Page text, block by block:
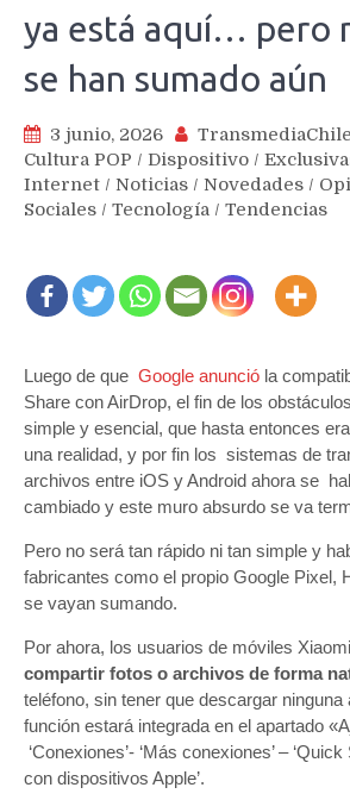
ya está aquí… pero
se han sumado aún
3 junio, 2026 TransmediaChile
Cultura POP / Dispositivo /
Internet / Noticias / Novedades /
Sociales / Tecnología / Tendencias
Luego de que Google anunció la
Share con AirDrop, el fin de los
simple y esencial, que hasta entonces
una realidad, y por fin los sistemas de
archivos entre iOS y Android ahora se
cambiado y este muro absurdo se va
Pero no será tan rápido ni tan simple y
fabricantes como el propio Google Pixel,
se vayan sumando.
Por ahora, los usuarios de móviles
compartir fotos o archivos de forma
teléfono, sin tener que descargar
función estará integrada en el apartado
‘Conexiones’- ‘Más conexiones’ – ‘Quick
con dispositivos Apple’.